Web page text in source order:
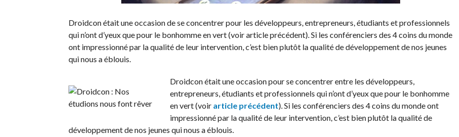
Droidcon était une occasion de se concentrer pour les développeurs, entrepreneurs, étudiants et professionnels
qui n’ont d’yeux que pour le bonhomme en vert (voir article précédent). Si les conférenciers des 4 coins du monde
ont impressionné par la qualité de leur intervention, c’est bien plutôt la qualité de développement de nos jeunes
qui nous a éblouis.
Droidcon était une occasion pour se concentrer entre les développeurs,
entrepreneurs, étudiants et professionnels qui n’ont d’yeux que pour le bonhomme
en vert (voir article précédent).Si les conférenciers des 4 coins du monde ont
impressionné par la qualité de leur intervention, c’est bien plutôt la qualité de
développement de nos jeunes qui nous a éblouis.